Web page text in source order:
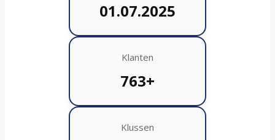
01.07.2025
Klanten
763+
Klussen